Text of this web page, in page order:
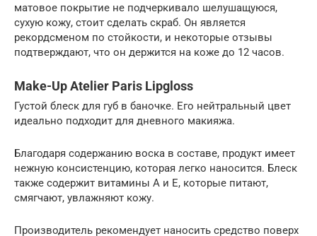
матовое покрытие не подчеркивало шелушащуюся,
сухую кожу, стоит сделать скраб. Он является
рекордсменом по стойкости, и некоторые отзывы
подтверждают, что он держится на коже до 12 часов.
Make-Up Atelier Paris Lipgloss
Густой блеск для губ в баночке. Его нейтральный цвет
идеально подходит для дневного макияжа.
Благодаря содержанию воска в составе, продукт имеет
нежную консистенцию, которая легко наносится. Блеск
также содержит витамины А и Е, которые питают,
смягчают, увлажняют кожу.
Производитель рекомендует наносить средство поверх